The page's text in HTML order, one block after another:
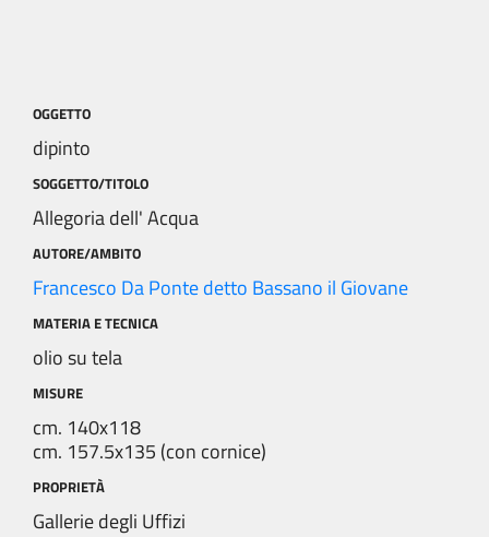
OGGETTO
dipinto
SOGGETTO/TITOLO
Allegoria dell' Acqua
AUTORE/AMBITO
Francesco Da Ponte detto Bassano il Giovane
MATERIA E TECNICA
olio su tela
MISURE
cm. 140x118
cm. 157.5x135 (con cornice)
PROPRIETÀ
Gallerie degli Uffizi